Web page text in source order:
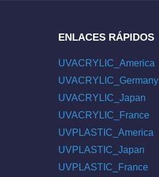
ENLACES RÁPIDOS
UVACRYLIC_America
UVACRYLIC_Germany
UVACRYLIC_Japan
UVACRYLIC_France
UVPLASTIC_America
UVPLASTIC_Japan
UVPLASTIC_France